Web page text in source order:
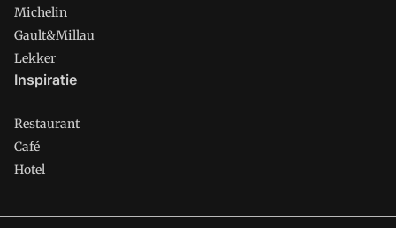
Michelin
Gault&Millau
Lekker
Inspiratie
Restaurant
Café
Hotel